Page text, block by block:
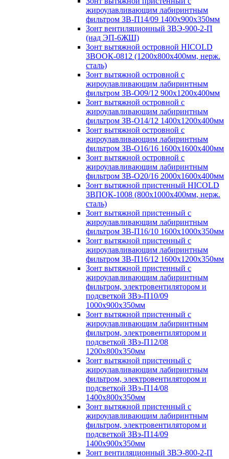
жироулавливающим лабиринтным
фильтром ЗВ-П14/09 1400х900х350мм
Зонт вентиляционный ЗВЭ-900-2-П
(над ЭП-6ЖШ)
Зонт вытяжной островной HICOLD
ЗВООК-0812 (1200х800x400мм, нерж.
сталь)
Зонт вытяжной островной с
жироулавливающим лабиринтным
фильтром ЗВ-О09/12 900х1200х400мм
Зонт вытяжной островной с
жироулавливающим лабиринтным
фильтром ЗВ-О14/12 1400х1200х400мм
Зонт вытяжной островной с
жироулавливающим лабиринтным
фильтром ЗВ-О16/16 1600х1600х400мм
Зонт вытяжной островной с
жироулавливающим лабиринтным
фильтром ЗВ-О20/16 2000х1600х400мм
Зонт вытяжной пристенный HICOLD
ЗВПОК-1008 (800х1000х400мм, нерж.
сталь)
Зонт вытяжной пристенный с
жироулавливающим лабиринтным
фильтром ЗВ-П16/10 1600х1000х350мм
Зонт вытяжной пристенный с
жироулавливающим лабиринтным
фильтром ЗВ-П16/12 1600х1200х350мм
Зонт вытяжной пристенный с
жироулавливающим лабиринтным
фильтром, электровентилятором и
подсветкой ЗВэ-П10/09
1000х900х350мм
Зонт вытяжной пристенный с
жироулавливающим лабиринтным
фильтром, электровентилятором и
подсветкой ЗВэ-П12/08
1200х800х350мм
Зонт вытяжной пристенный с
жироулавливающим лабиринтным
фильтром, электровентилятором и
подсветкой ЗВэ-П14/08
1400х800х350мм
Зонт вытяжной пристенный с
жироулавливающим лабиринтным
фильтром, электровентилятором и
подсветкой ЗВэ-П14/09
1400х900х350мм
Зонт вентиляционный ЗВЭ-800-2-П